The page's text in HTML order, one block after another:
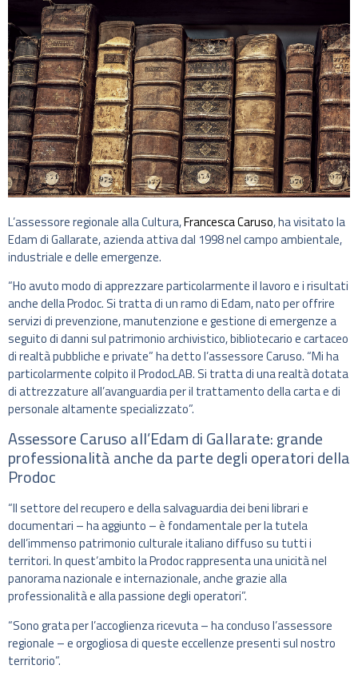
L’assessore regionale alla Cultura,Francesca Caruso, ha visitato la
Edam di Gallarate, azienda attiva dal 1998 nel campo ambientale,
industriale e delle emergenze.
“Ho avuto modo di apprezzare particolarmente il lavoro e i risultati
anche della Prodoc. Si tratta di un ramo di Edam, nato per offrire
servizi di prevenzione, manutenzione e gestione di emergenze a
seguito di danni sul patrimonio archivistico, bibliotecario e cartaceo
di realtà pubbliche e private” ha detto l’assessore Caruso. “Mi ha
particolarmente colpito il ProdocLAB. Si tratta di una realtà dotata
di attrezzature all’avanguardia per il trattamento della carta e di
personale altamente specializzato”.
Assessore Caruso all’Edam di Gallarate: grande
professionalità anche da parte degli operatori della
Prodoc
“Il settore del recupero e della salvaguardia dei beni librari e
documentari – ha aggiunto – è fondamentale per la tutela
dell’immenso patrimonio culturale italiano diffuso su tutti i
territori. In quest’ambito la Prodoc rappresenta una unicità nel
panorama nazionale e internazionale, anche grazie alla
professionalità e alla passione degli operatori”.
“Sono grata per l’accoglienza ricevuta – ha concluso l’assessore
regionale – e orgogliosa di queste eccellenze presenti sul nostro
territorio”.